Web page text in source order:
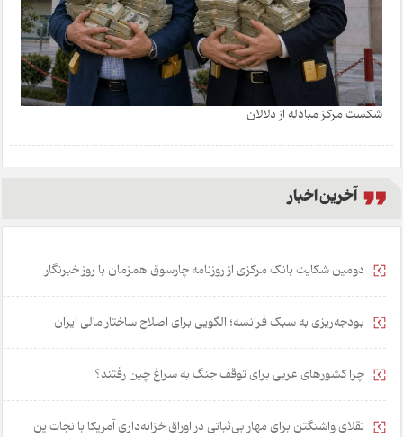
شکست مرکز مبادله از دلالان
آخرین اخبار
دومین شکایت بانک مرکزی از روزنامه چارسوق همزمان با روز خبرنگار
بودجه‌ریزی به سبک فرانسه؛ الگویی برای اصلاح ساختار مالی ایران
چرا کشورهای عربی برای توقف جنگ به سراغ چین رفتند؟
تقلای واشنگتن برای مهار بی‌ثباتی در اوراق خزانه‌داری آمریکا با نجات ین